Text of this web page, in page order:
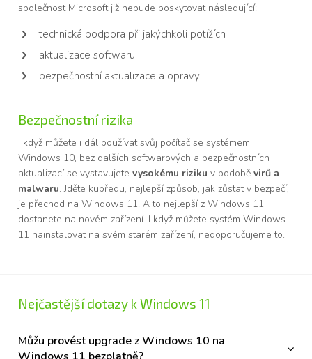
společnost Microsoft již nebude poskytovat následující:
technická podpora při jakýchkoli potížích
aktualizace softwaru
bezpečnostní aktualizace a opravy
Bezpečnostní rizika
I když můžete i dál používat svůj počítač se systémem
Windows 10, bez dalších softwarových a bezpečnostních
aktualizací se vystavujetevysokému riziku v podoběvirů a
malwaru. Jděte kupředu, nejlepší způsob, jak zůstat v bezpečí,
je přechod na Windows 11. A to nejlepší z Windows 11
dostanete na novém zařízení. I když můžete systém Windows
11 nainstalovat na svém starém zařízení, nedoporučujeme to.
Nejčastější dotazy k Windows 11
Můžu provést upgrade z Windows 10 na